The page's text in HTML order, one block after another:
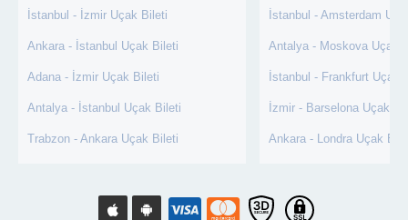
İstanbul - İzmir Uçak Bileti
Ankara - İstanbul Uçak Bileti
Adana - İzmir Uçak Bileti
Antalya - İstanbul Uçak Bileti
Trabzon - Ankara Uçak Bileti
İstanbul - Amsterdam
Antalya - Moskova Uçak
İstanbul - Frankfurt Uçak
İzmir - Barselona Uçak
Ankara - Londra Uçak